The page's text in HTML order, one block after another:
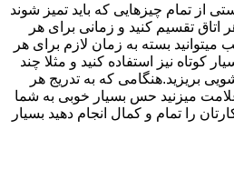
از تمام چیزهایی که باید تمیز شوند
اتاق تقسیم کنید و زمانی برای هر
میتوانید بسته به زمان لازم برای هر
کوتاه نیز استفاده کنید و مثلا چند
بریزید.هنگامی که به تدریج هر
میزنید حس بسیار خوبی به شما
را تمام و کمال انجام دهید بسیار